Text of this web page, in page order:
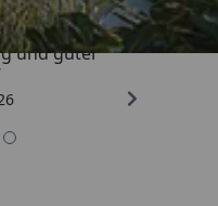
und guter